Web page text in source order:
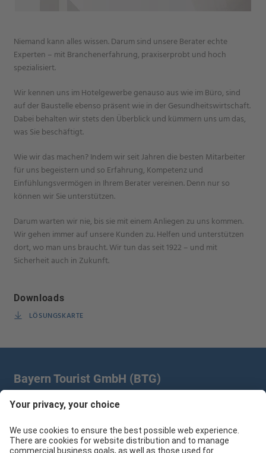
Niemand kann alles wissen. Darum sind unsere Berater echte
Experten – mit Branchenerfahrung, praxiserprobt und hoch
spezialisiert.
Wir kennen uns im Hotelgewerbe genauso aus wie im Büro, sind
auf der Baustelle ebenso präsent wie in der Gesundheitswirtschaft.
Dabei behalten wir stets den Überblick und kümmern uns um das,
was Sie beschäftigt.
Wie wir das machen? Indem wir seit Jahren die besten Mitarbeiter
für uns begeistern und so Erfahrung, Kompetenz und
Einfühlungsvermögen in Ihrem Berater vereinen. Denn nur so
können wir Sie unterstützen.
Darum warten wir nie, bis sie mit einem Anliegen zu uns kommen.
Wir gehen immer auf unsere Kunden zu. Helfen und unterstützen
dort, wo man uns braucht. Wir tun das seit 1922 – und mit
Sicherheit auch in Zukunft.
Downloads
LÖSUNGSKARTE
Bayern Tourist GmbH (BTG)
Prinz-Ludwig-Palais | Türkenstr. 7 | 80333 München
branchenpartner@btg-service.de